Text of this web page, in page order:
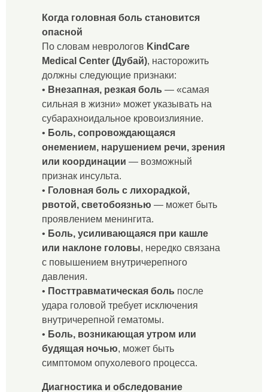
Когда головная боль становится
опасной
По словам неврологов KindCare
Medical Center (Дубай), насторожить
должны следующие признаки:
• Внезапная, резкая боль — «самая
сильная в жизни» может указывать на
субарахноидальное кровоизлияние.
• Боль, сопровождающаяся
онемением, нарушением речи, зрения
или координации — возможный
признак инсульта.
• Головная боль с лихорадкой,
рвотой, светобоязнью — может быть
проявлением менингита.
• Боль, усиливающаяся при кашле
или наклоне головы, нередко связана
с повышением внутричерепного
давления.
• Посттравматическая боль после
удара головой требует исключения
внутричерепной гематомы.
• Боль, возникающая утром или
будящая ночью, может быть
симптомом опухолевого процесса.
Диагностика и обследование